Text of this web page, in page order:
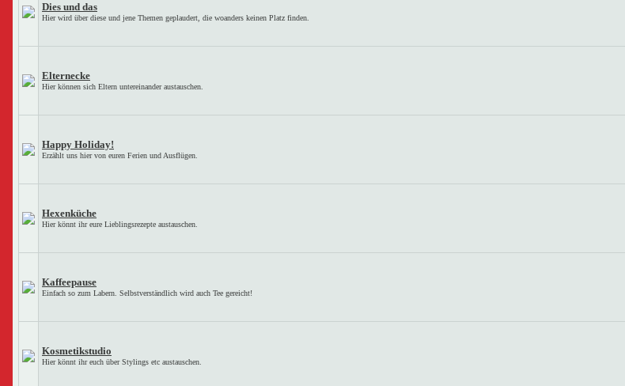
Dies und das
Hier wird über diese und jene Themen geplaudert, die woanders keinen Platz finden.
Elternecke
Hier können sich Eltern untereinander austauschen.
Happy Holiday!
Erzählt uns hier von euren Ferien und Ausflügen.
Hexenküche
Hier könnt ihr eure Lieblingsrezepte austauschen.
Kaffeepause
Einfach so zum Labern. Selbstverständlich wird auch Tee gereicht!
Kosmetikstudio
Hier könnt ihr euch über Stylings etc austauschen.